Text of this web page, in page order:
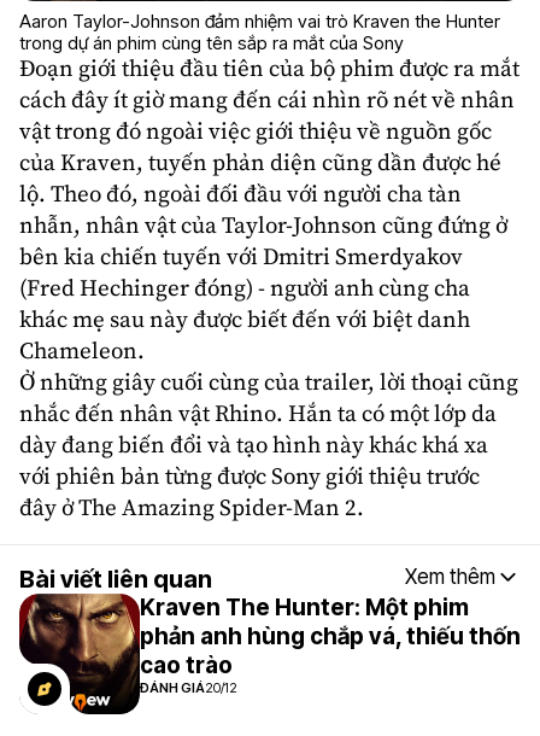
Aaron Taylor-Johnson đảm nhiệm vai trò Kraven the Hunter
trong dự án phim cùng tên sắp ra mắt của Sony
Đoạn giới thiệu đầu tiên của bộ phim được ra mắt
cách đây ít giờ mang đến cái nhìn rõ nét về nhân
vật trong đó ngoài việc giới thiệu về nguồn gốc
của Kraven, tuyến phản diện cũng dần được hé
lộ. Theo đó, ngoài đối đầu với người cha tàn
nhẫn, nhân vật của Taylor-Johnson cũng đứng ở
bên kia chiến tuyến với Dmitri Smerdyakov
(Fred Hechingerđóng) - người anh cùng cha
khác mẹ sau này được biết đến với biệt danh
Chameleon.
Ở những giây cuối cùng của trailer, lời thoại cũng
nhắc đến nhân vật Rhino. Hắn ta có một lớp da
dày đang biến đổi và tạo hình này khác khá xa
với phiên bản từng được Sony giới thiệu trước
đây ở The Amazing Spider-Man 2.
Bài viết liên quan Xem thêm
Kraven The Hunter: Một phim
phản anh hùng chắp vá, thiếu thốn
cao trào
ĐÁNH GIÁ20/12